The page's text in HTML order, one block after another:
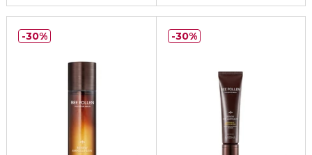
30% 30%